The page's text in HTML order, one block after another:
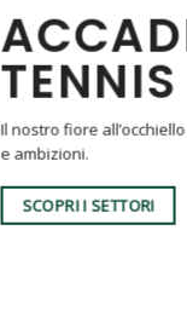
TENNIS
Il nostro fiore
e ambizioni.
SCOPRI I SETTORI